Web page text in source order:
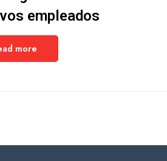
empleados
more